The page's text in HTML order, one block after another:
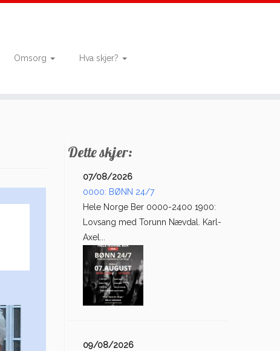
Omsorg
Hva skjer?
Dette skjer:
07/08/2026
0000: BØNN 24/7
Hele Norge Ber 0000-2400 1900:
Lovsang med Torunn Nævdal. Karl-
Axel...
09/08/2026